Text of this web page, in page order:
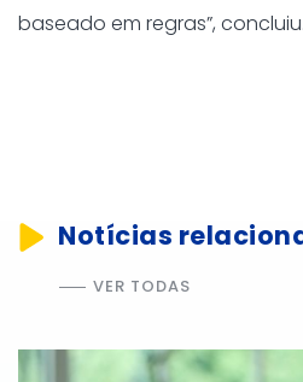
baseado em regras”, concluiu.
Notícias
VER TODAS